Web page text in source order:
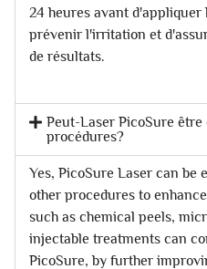
24 heures avant d'appliquer
prévenir l'irritation et
de résultats.
Peut-Laser PicoSure
procédures?
Yes, PicoSure Laser can
other procedures to
such as chemical peels,
injectable treatments can
PicoSure, by further